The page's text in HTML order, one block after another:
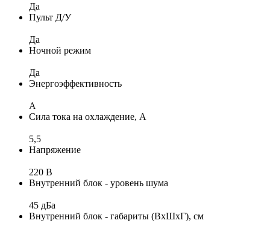
Да
Пульт Д/У
Да
Ночной режим
Да
Энергоэффективность
A
Сила тока на охлаждение, А
5,5
Напряжение
220 В
Внутренний блок - уровень шума
45 дБа
Внутренний блок - габариты (ВхШхГ), см